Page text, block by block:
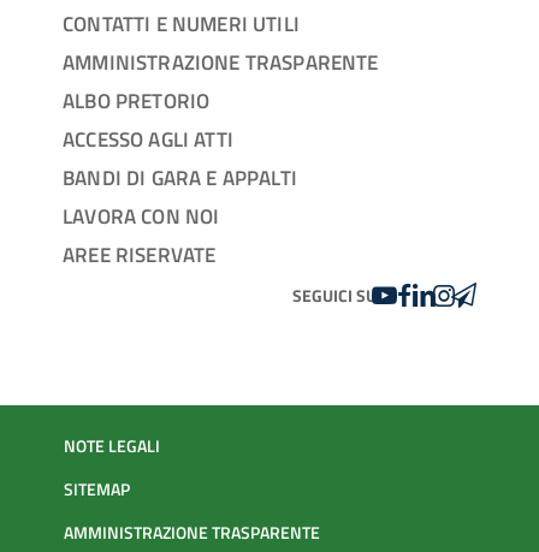
CONTATTI E NUMERI UTILI
AMMINISTRAZIONE TRASPARENTE
ALBO PRETORIO
ACCESSO AGLI ATTI
BANDI DI GARA E APPALTI
LAVORA CON NOI
AREE RISERVATE
SEGUICI SUYOUTUBE
FACEBOOK
LINKEDIN
INSTAGRAM
NOTE LEGALI
SITEMAP
AMMINISTRAZIONE TRASPARENTE